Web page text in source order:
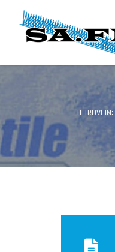
TI TROVI IN: